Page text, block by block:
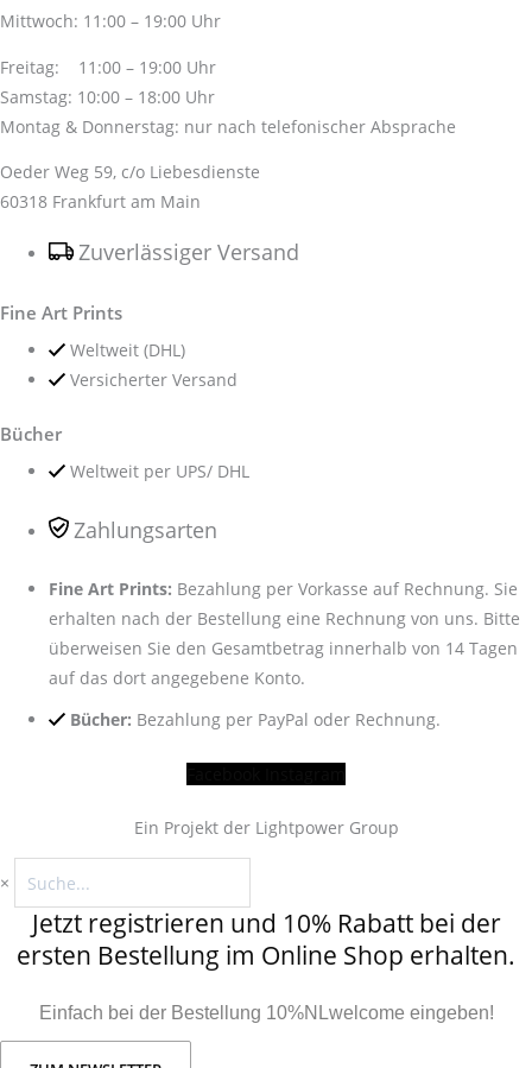
Mittwoch: 11:00 – 19:00 Uhr
Freitag: 11:00 – 19:00 Uhr
Samstag: 10:00 – 18:00 Uhr
Montag & Donnerstag: nur nach telefonischer Absprache
Oeder Weg 59, c/o Liebesdienste
60318 Frankfurt am Main
Zuverlässiger Versand
Fine Art Prints
Weltweit (DHL)
Versicherter Versand
Bücher
Weltweit per UPS/ DHL
Zahlungsarten
Fine Art Prints: Bezahlung per Vorkasse auf Rechnung. Sie
erhalten nach der Bestellung eine Rechnung von uns. Bitte
überweisen Sie den Gesamtbetrag innerhalb von 14 Tagen
auf das dort angegebene Konto.
Bücher: Bezahlung per PayPal oder Rechnung.
Ein Projekt der Lightpower Group
×
Jetzt registrieren und 10% Rabatt bei der
ersten Bestellung im Online Shop erhalten.
Einfach bei der Bestellung 10%NLwelcome eingeben!